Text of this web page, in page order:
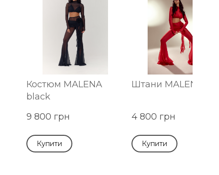
Костюм MALENA
black
9 800 грн
Купити
Штани MALENA
4 800 грн
Купити